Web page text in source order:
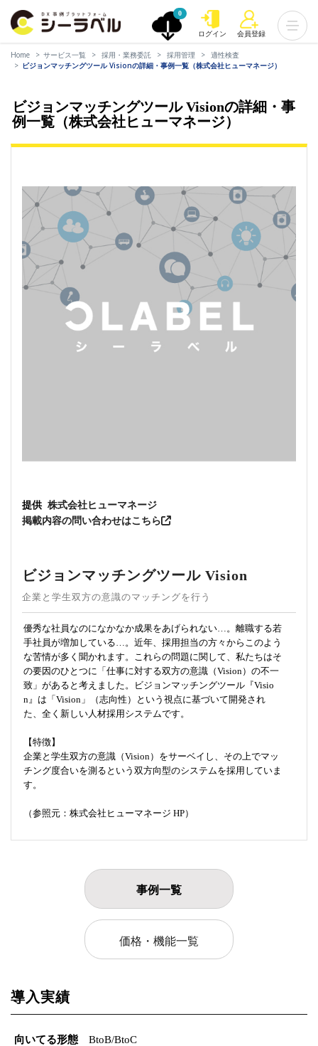
0
ログイン 会員登録
Home サービス一覧 採用・業務委託 採用管理
適性検査
ビジョンマッチングツール Visionの詳細・事例一覧（株式会社ヒューマネージ）
ビジョンマッチングツール Visionの詳細・事
例一覧（株式会社ヒューマネージ）
提供 株式会社ヒューマネージ
掲載内容の問い合わせはこちら
ビジョンマッチングツール Vision
企業と学生双方の意識のマッチングを行う
優秀な社員なのになかなか成果をあげられない…。離職する若
手社員が増加している…。近年、採用担当の方々からこのよう
な苦情が多く聞かれます。これらの問題に関して、私たちはそ
の要因のひとつに「仕事に対する双方の意識（Vision）の不一
致」があると考えました。ビジョンマッチングツール『Visio
n』は「Vision」（志向性）という視点に基づいて開発され
た、全く新しい人材採用システムです。
【特徴】
企業と学生双方の意識（Vision）をサーベイし、その上でマッ
チング度合いを測るという双方向型のシステムを採用していま
す。
（参照元：株式会社ヒューマネージ HP）
事例一覧
価格・機能一覧
導入実績
向いてる形態 BtoB/BtoC